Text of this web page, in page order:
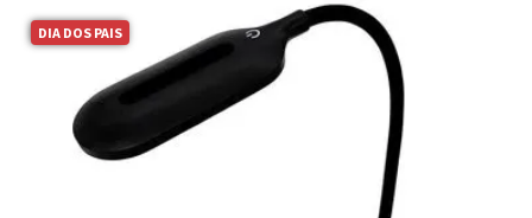
DIA DOS PAIS